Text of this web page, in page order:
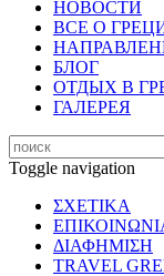
НОВОСТИ
ВСЕ О
БЛОГ
ОТДЫХ В
ГАЛЕРЕЯ
Toggle navigation
ΣΧΕΤΙΚΑ
ΔΙΑΦΗΜΙΣΗ
TRAVEL